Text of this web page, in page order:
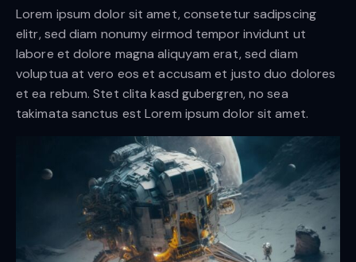
Lorem ipsum dolor sit amet, consetetur sadipscing
elitr, sed diam nonumy eirmod tempor invidunt ut
labore et dolore magna aliquyam erat, sed diam
voluptua at vero eos et accusam et justo duo dolores
et ea rebum. Stet clita kasd gubergren, no sea
takimata sanctus est Lorem ipsum dolor sit amet.